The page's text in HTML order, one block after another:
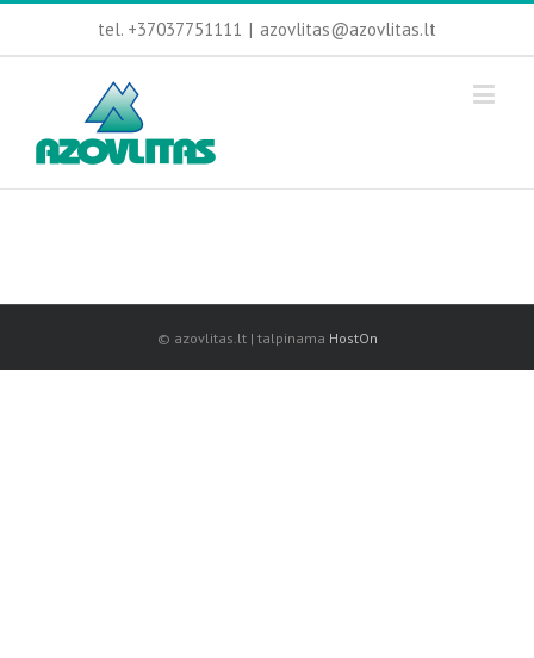
tel. +37037751111 | azovlitas@azovlitas.lt
© azovlitas.lt | talpinama HostOn